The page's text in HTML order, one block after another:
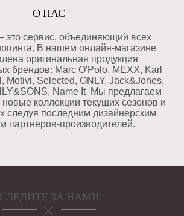
О НАС
это сервис, объединяющий всех
В нашем онлайн-магазине
оригинальная продукция
брендов: Marc O'Polo, MEXX, Karl
Motivi, Selected, ONLY, Jack&Jones,
Name It. Мы предлагаем
новые коллекции текущих сезонов и
следуя последним дизайнерским
партнеров-производителей.
СЛЕДИТЕ ЗА НАМИ